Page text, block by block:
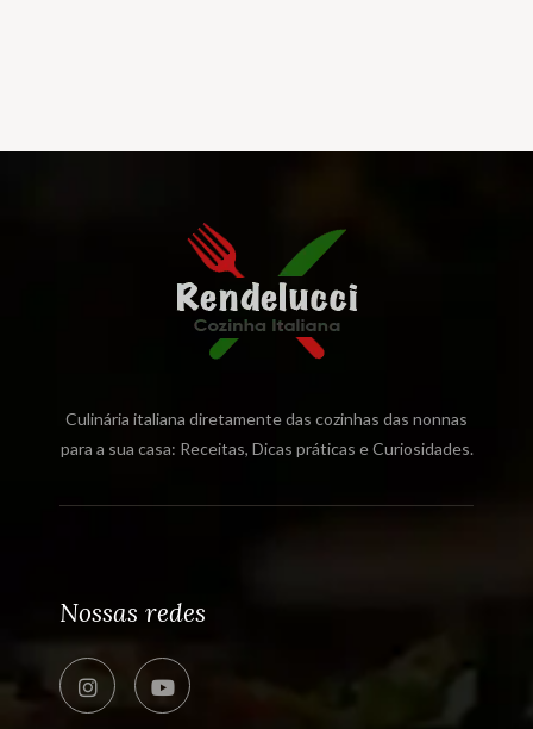
Culinária italiana diretamente das cozinhas das nonnas
para a sua casa: Receitas, Dicas práticas e Curiosidades.
Nossas redes